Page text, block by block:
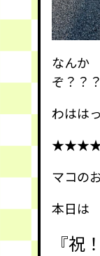
なんか
ぞ？？
わははっ
マコの
本日は
『祝